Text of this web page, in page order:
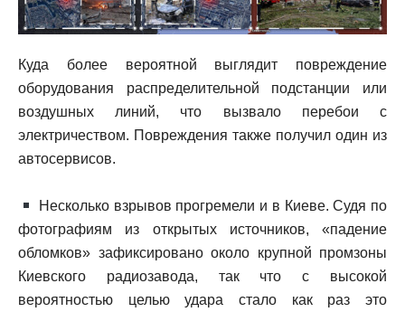
Куда более вероятной выглядит повреждение
оборудования распределительной подстанции или
воздушных линий, что вызвало перебои с
электричеством. Повреждения также получил один из
автосервисов.
Несколько взрывов прогремели и в Киеве. Судя по
фотографиям из открытых источников, «падение
обломков» зафиксировано около крупной промзоны
Киевского радиозавода, так что с высокой
вероятностью целью удара стало как раз это